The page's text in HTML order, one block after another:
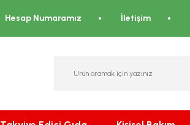
Hesap Numaramız İletişim